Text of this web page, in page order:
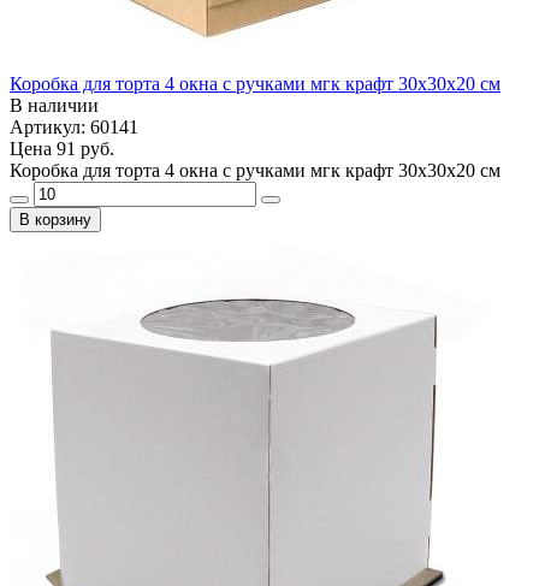
Коробка для торта 4 окна с ручками мгк крафт 30х30х20 см
В наличии
Артикул: 60141
Цена 91 руб.
Коробка для торта 4 окна с ручками мгк крафт 30х30х20 см
В корзину